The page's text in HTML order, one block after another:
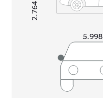
5.998
Højt2.764